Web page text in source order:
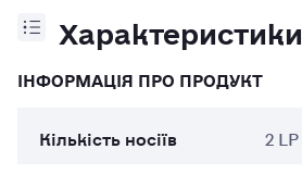
Характеристики
ІНФОРМАЦІЯ ПРО ПРОДУКТ
Кількість носіїв
2 LP